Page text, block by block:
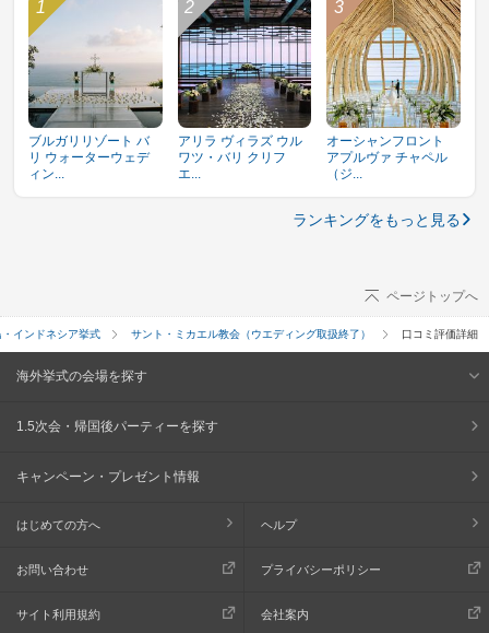
ブルガリリゾート バ
リ ウォーターウェデ
ィン...
アリラ ヴィラズ ウル
ワツ・バリ クリフ
エ...
オーシャンフロント
アプルヴァ チャペル
（ジ...
ランキングをもっと見る
ページトップへ
・インドネシア挙式 サント・ミカエル教会（ウエディング取扱終了） 口コミ評価詳細
海外挙式の会場を探す
1.5次会・帰国後パーティーを探す
キャンペーン・プレゼント情報
はじめての方へ ヘルプ
お問い合わせ プライバシーポリシー
サイト利用規約 会社案内